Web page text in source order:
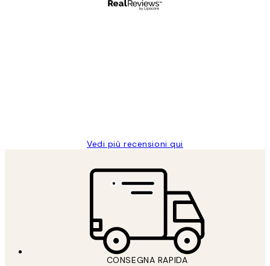
Vedi più recensioni qui
CONSEGNA RAPIDA